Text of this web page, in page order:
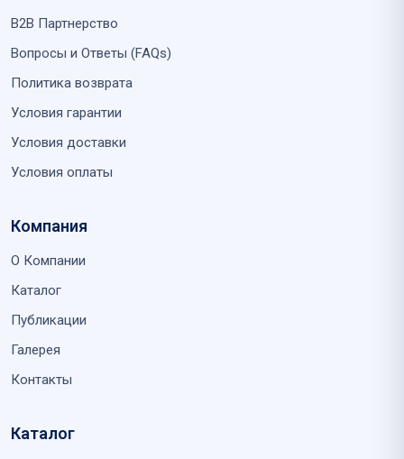
B2B Партнерство
Вопросы и Ответы (FAQs)
Политика возврата
Условия гарантии
Условия доставки
Условия оплаты
Компания
О Компании
Каталог
Публикации
Галерея
Контакты
Каталог